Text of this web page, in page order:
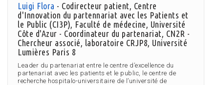
Luigi Flora - Codirecteur patient, Centre
d'Innovation du partennariat avec les Patients et
le Public (CI3P), Faculté de médecine, Université
Côte d'Azur - Coordinateur du partenariat, CN2R -
Chercheur associé, laboratoire CRJP8, Université
Lumières Paris 8
Leader du partenariat entre le centre d’excellence du
partenariat avec les patients et le public, le centre de
recherche hospitalo-universitaire de l’université de